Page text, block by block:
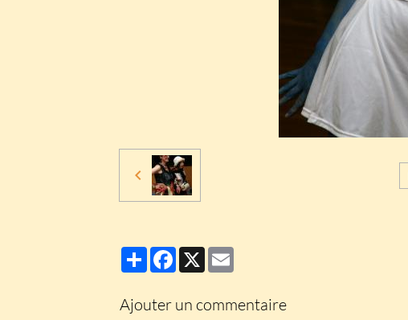
PartagerFacebook
X
Ajouter un commentaire